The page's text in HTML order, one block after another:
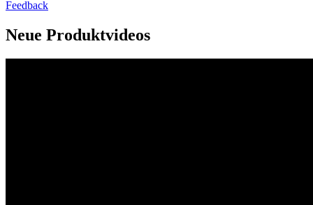
Feedback
Neue Produktvideos